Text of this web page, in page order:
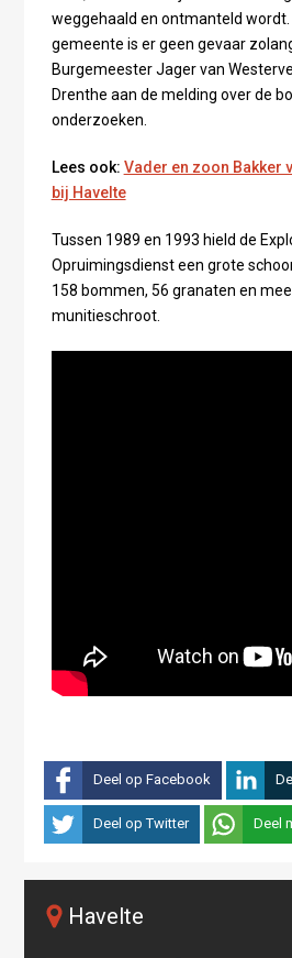
weggehaald en ontmanteld wordt.
gemeente is er geen gevaar
Burgemeester Jager van
Drenthe aan de melding over de
onderzoeken.
Lees ook: Vader en zoon Bakker
bij Havelte
Tussen 1989 en 1993 hield de
Opruimingsdienst een grote
158 bommen, 56 granaten en
munitieschroot.
Deel op Facebook
Deel op Twitter Deel
Havelte